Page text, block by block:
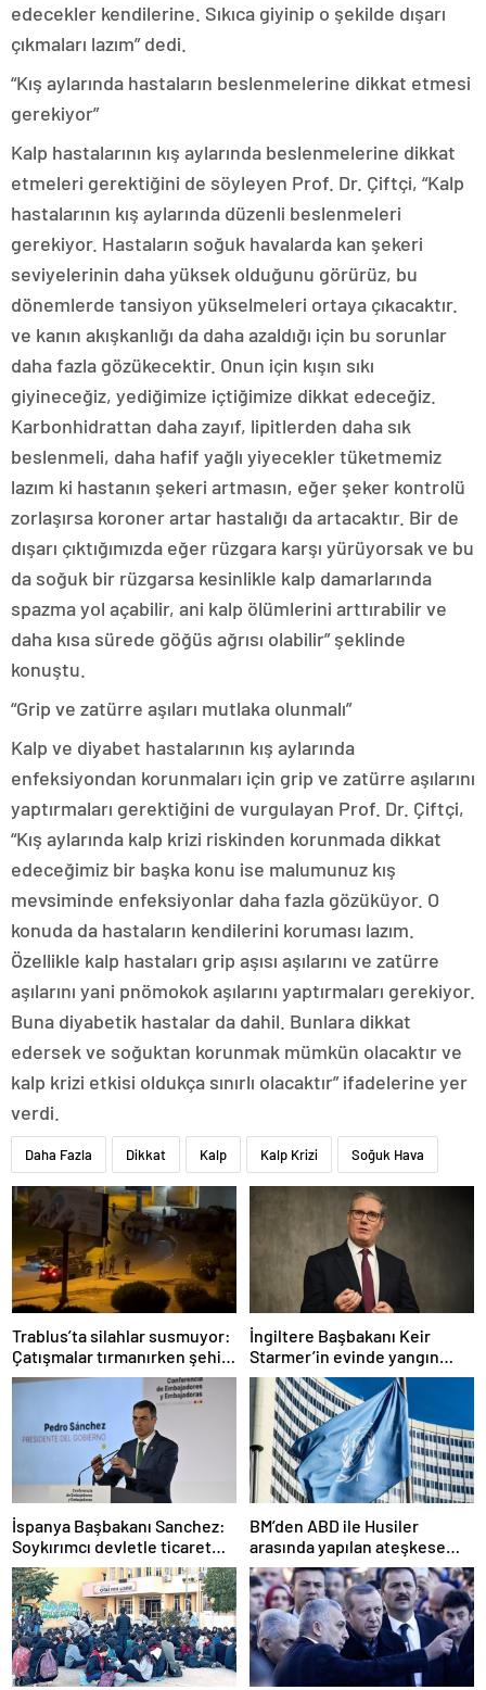
edecekler kendilerine. Sıkıca giyinip o şekilde dışarı
çıkmaları lazım” dedi.
“Kış aylarında hastaların beslenmelerine dikkat etmesi
gerekiyor”
Kalp hastalarının kış aylarında beslenmelerine dikkat
etmeleri gerektiğini de söyleyen Prof. Dr. Çiftçi, “Kalp
hastalarının kış aylarında düzenli beslenmeleri
gerekiyor. Hastaların soğuk havalarda kan şekeri
seviyelerinin daha yüksek olduğunu görürüz, bu
dönemlerde tansiyon yükselmeleri ortaya çıkacaktır.
ve kanın akışkanlığı da daha azaldığı için bu sorunlar
daha fazla gözükecektir. Onun için kışın sıkı
giyineceğiz, yediğimize içtiğimize dikkat edeceğiz.
Karbonhidrattan daha zayıf, lipitlerden daha sık
beslenmeli, daha hafif yağlı yiyecekler tüketmemiz
lazım ki hastanın şekeri artmasın, eğer şeker kontrolü
zorlaşırsa koroner artar hastalığı da artacaktır. Bir de
dışarı çıktığımızda eğer rüzgara karşı yürüyorsak ve bu
da soğuk bir rüzgarsa kesinlikle kalp damarlarında
spazma yol açabilir, ani kalp ölümlerini arttırabilir ve
daha kısa sürede göğüs ağrısı olabilir” şeklinde
konuştu.
“Grip ve zatürre aşıları mutlaka olunmalı”
Kalp ve diyabet hastalarının kış aylarında
enfeksiyondan korunmaları için grip ve zatürre aşılarını
yaptırmaları gerektiğini de vurgulayan Prof. Dr. Çiftçi,
“Kış aylarında kalp krizi riskinden korunmada dikkat
edeceğimiz bir başka konu ise malumunuz kış
mevsiminde enfeksiyonlar daha fazla gözüküyor. O
konuda da hastaların kendilerini koruması lazım.
Özellikle kalp hastaları grip aşısı aşılarını ve zatürre
aşılarını yani pnömokok aşılarını yaptırmaları gerekiyor.
Buna diyabetik hastalar da dahil. Bunlara dikkat
edersek ve soğuktan korunmak mümkün olacaktır ve
kalp krizi etkisi oldukça sınırlı olacaktır” ifadelerine yer
verdi.
Daha Fazla Dikkat Kalp Kalp Krizi Soğuk Hava
Trablus’ta silahlar susmuyor:
Çatışmalar tırmanırken şehir
alarmda
İngiltere Başbakanı Keir
Starmer’in evinde yangın
çıktı
İspanya Başbakanı Sanchez:
Soykırımcı devletle ticaret
yapmayız
BM’den ABD ile Husiler
arasında yapılan ateşkese
ilişkin değerlendirme